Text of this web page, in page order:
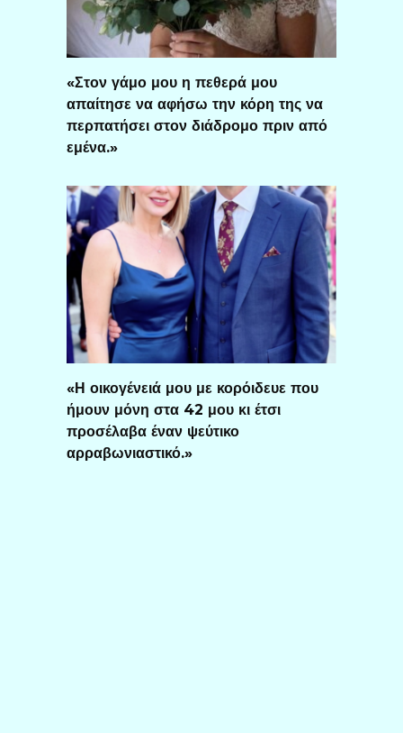
«Στον γάμο μου η πεθερά μου
απαίτησε να αφήσω την κόρη της να
περπατήσει στον διάδρομο πριν από
εμένα.»
«Η οικογένειά μου με κορόιδευε που
ήμουν μόνη στα 42 μου κι έτσι
προσέλαβα έναν ψεύτικο
αρραβωνιαστικό.»